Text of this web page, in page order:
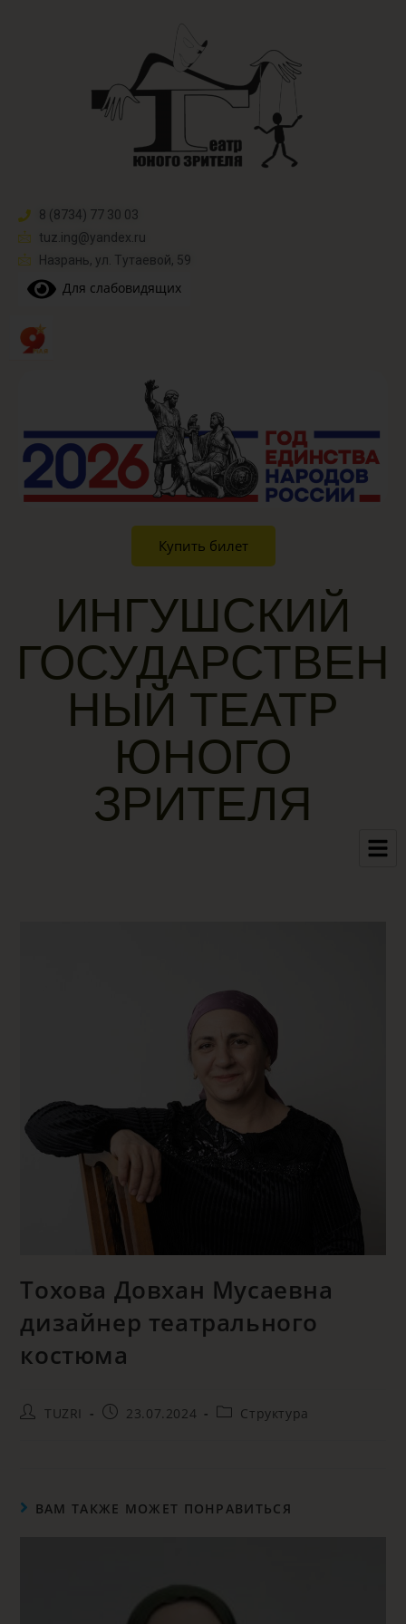
8 (8734) 77 30 03
tuz.ing@yandex.ru​
Назрань, ул. Тутаевой, 59
Для слабовидящих
Купить билет
ИНГУШСКИЙ
ГОСУДАРСТВЕН
НЫЙ ТЕАТР
ЮНОГО
ЗРИТЕЛЯ
Тохова Довхан Мусаевна
дизайнер театрального
костюма
TUZRI 23.07.2024 Структура
ВАМ ТАКЖЕ МОЖЕТ ПОНРАВИТЬСЯ